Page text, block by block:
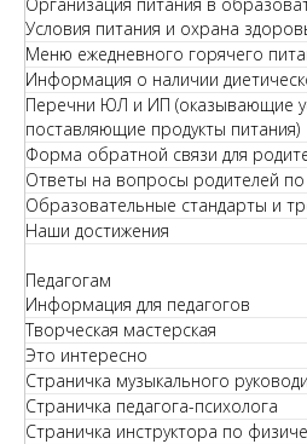
Условия питания и охрана
Меню ежедневного горячего
Информация о наличии
Перечни ЮЛ и ИП (оказывающие
поставляющие продукты питания)
Форма обратной связи для
Ответы на вопросы родителей
Образовательные стандарты и
Наши достижения
Педагогам
Информация для педагогов
Творческая мастерская
Это интересно
Страничка музыкального
Страничка педагога-психолога
Страничка инструктора по